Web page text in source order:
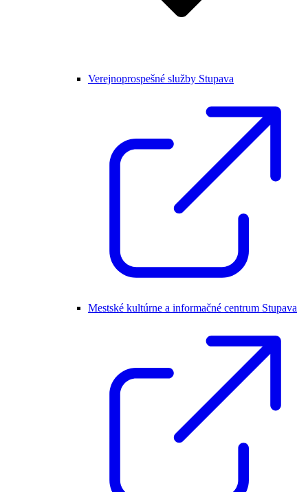
Verejnoprospešné služby Stupava
Mestské kultúrne a informačné centrum Stupava